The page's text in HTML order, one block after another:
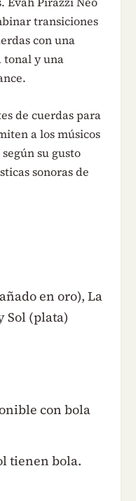
transiciones
con una
tonal y una
de cuerdas para
a los músicos
su gusto
sonoras de
en oro), La
Sol (plata)
con bola
tienen bola.